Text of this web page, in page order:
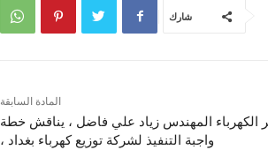
شارك
المادة السابقة
الكهرباء المهندس زياد علي فاضل ، يناقش خطة
واجبة التنفيذ لشركة توزيع كهرباء بغداد ،